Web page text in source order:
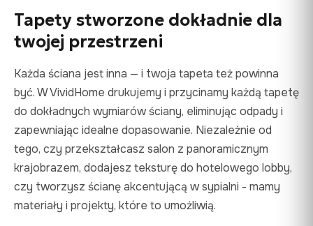
Tapety stworzone dokładnie dla
twojej przestrzeni
Każda ściana jest inna — i twoja tapeta też powinna
być. W VividHome drukujemy i przycinamy każdą tapetę
do dokładnych wymiarów ściany, eliminując odpady i
zapewniając idealne dopasowanie. Niezależnie od
tego, czy przekształcasz salon z panoramicznym
krajobrazem, dodajesz teksturę do hotelowego lobby,
czy tworzysz ścianę akcentującą w sypialni - mamy
materiały i projekty, które to umożliwią.